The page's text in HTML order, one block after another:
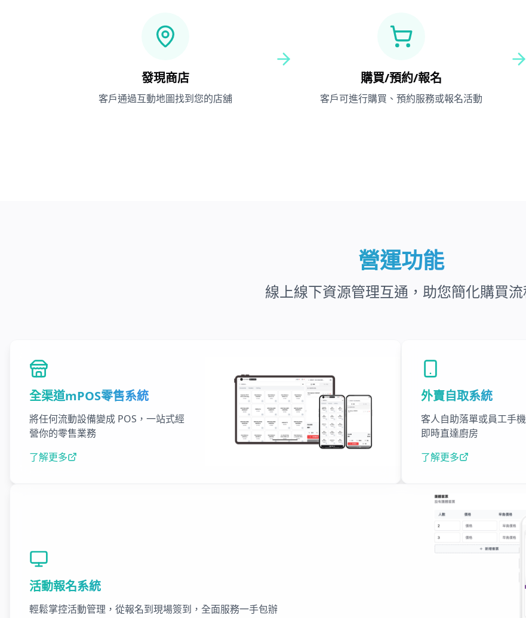
發現商店
客戶通過互動地圖找到您的店舖
購買/預約/報名
客戶可進行購買、預約服務或報名活動
營運功能
線上線下資源管理互通，助您簡化購買流
全渠道mPOS零售系統
將任何流動設備變成 POS，一站式經
營你的零售業務
了解更多
外賣自取系統
客人自助落單或員工手
即時直達廚房
了解更多
活動報名系統
輕鬆掌控活動管理，從報名到現場簽到，全面服務一手包辦